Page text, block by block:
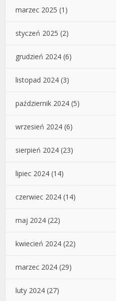
marzec 2025 (1)
styczeń 2025 (2)
grudzień 2024 (6)
listopad 2024 (3)
październik 2024 (5)
wrzesień 2024 (6)
sierpień 2024 (23)
lipiec 2024 (14)
czerwiec 2024 (14)
maj 2024 (22)
kwiecień 2024 (22)
marzec 2024 (29)
luty 2024 (27)